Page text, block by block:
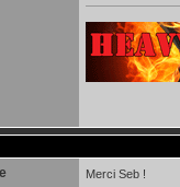
Merci Seb !